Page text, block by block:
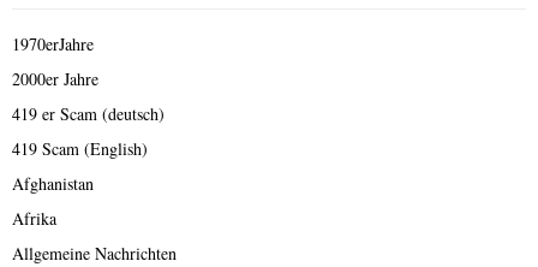
1970erJahre
2000er Jahre
419 er Scam (deutsch)
419 Scam (English)
Afghanistan
Afrika
Allgemeine Nachrichten